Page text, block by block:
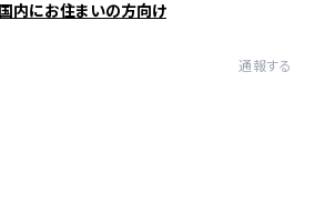
内にお住まいの方向け
通報する